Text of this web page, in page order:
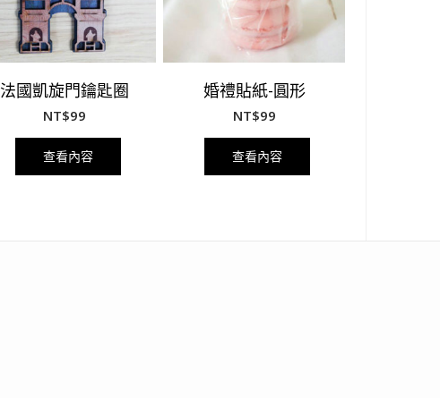
法國凱旋門鑰匙圈
NT$99
查看內容
婚禮貼紙-圓形
NT$99
查看內容